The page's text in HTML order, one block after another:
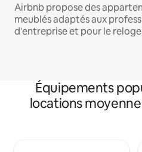
Airbnb propose des
meublés adaptés aux
d'entreprise et pour le
Équipements
locations